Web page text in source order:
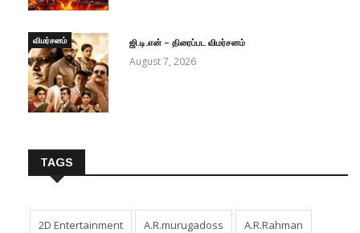
விமர்சனம் ஜி.டி.என் – திரைப்பட விமர்சனம்
August 7, 2026
TAGS
2D Entertainment A.R.murugadoss A.R.Rahman